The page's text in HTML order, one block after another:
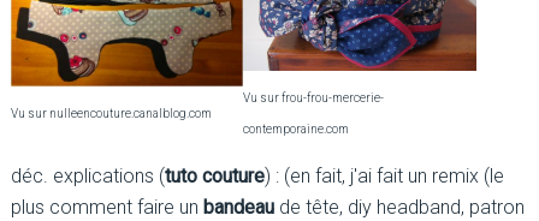
Vu sur nulleencouture.canalblog.com
Vu sur frou-frou-mercerie-
contemporaine.com
déc. explications (tuto couture) : (en fait, j'ai fait un remix (le
plus comment faire un bandeaude tête, diy headband, patron